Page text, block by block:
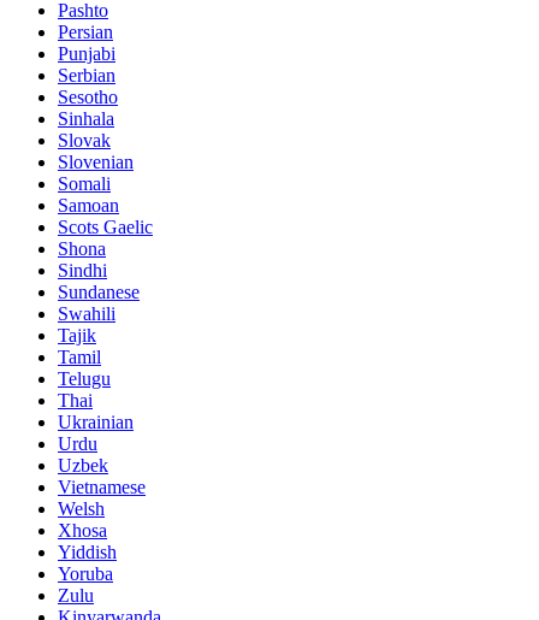
Pashto
Persian
Punjabi
Serbian
Sesotho
Sinhala
Slovak
Slovenian
Somali
Samoan
Scots Gaelic
Shona
Sindhi
Sundanese
Swahili
Tajik
Tamil
Telugu
Thai
Ukrainian
Urdu
Uzbek
Vietnamese
Welsh
Xhosa
Yiddish
Yoruba
Zulu